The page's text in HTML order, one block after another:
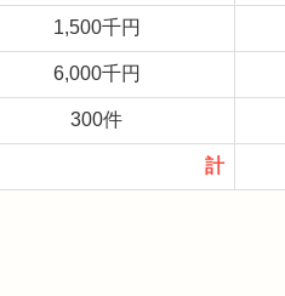
1,500千円
6,000千円
300件
計